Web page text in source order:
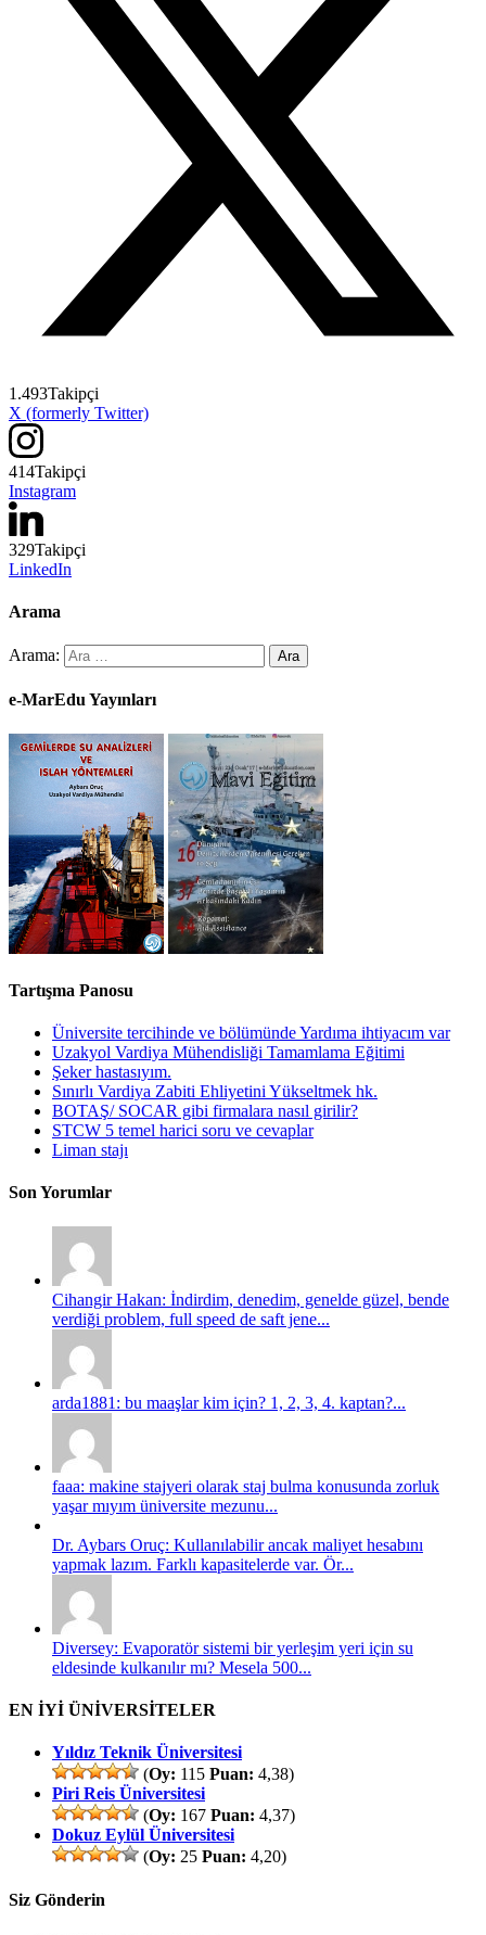
1.493Takipçi
X (formerly Twitter)
414Takipçi
Instagram
329Takipçi
LinkedIn
Arama
Arama:
e-MarEdu Yayınları
Tartışma Panosu
Üniversite tercihinde ve bölümünde Yardıma ihtiyacım var
Uzakyol Vardiya Mühendisliği Tamamlama Eğitimi
Şeker hastasıyım.
Sınırlı Vardiya Zabiti Ehliyetini Yükseltmek hk.
BOTAŞ/ SOCAR gibi firmalara nasıl girilir?
STCW 5 temel harici soru ve cevaplar
Liman stajı
Son Yorumlar
Cihangir Hakan: İndirdim, denedim, genelde güzel, bende
verdiği problem, full speed de saft jene...
arda1881: bu maaşlar kim için? 1, 2, 3, 4. kaptan?...
faaa: makine stajyeri olarak staj bulma konusunda zorluk
yaşar mıyım üniversite mezunu...
Dr. Aybars Oruç: Kullanılabilir ancak maliyet hesabını
yapmak lazım. Farklı kapasitelerde var. Ör...
Diversey: Evaporatör sistemi bir yerleşim yeri için su
eldesinde kulkanılır mı? Mesela 500...
EN İYİ ÜNİVERSİTELER
Yıldız Teknik Üniversitesi
(Oy: 115 Puan: 4,38)
Piri Reis Üniversitesi
(Oy: 167 Puan: 4,37)
Dokuz Eylül Üniversitesi
(Oy: 25 Puan: 4,20)
Siz Gönderin